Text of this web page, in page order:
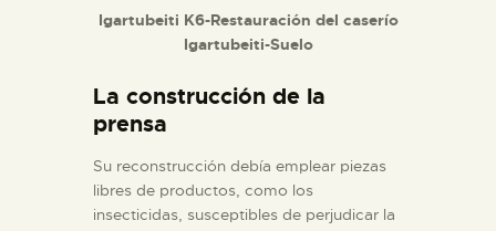
Igartubeiti K6-Restauración del caserío
Igartubeiti-Suelo
La construcción de la
prensa
Su reconstrucción debía emplear piezas
libres de productos, como los
insecticidas, susceptibles de perjudicar la